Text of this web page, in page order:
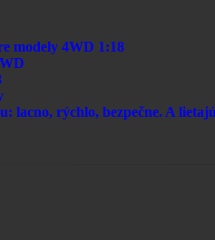
modely 4WD 1:18
lacno, rýchlo, bezpečne. A